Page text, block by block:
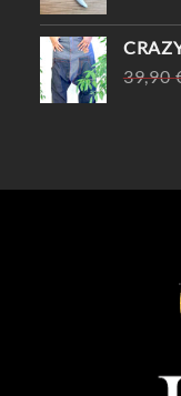
39,90